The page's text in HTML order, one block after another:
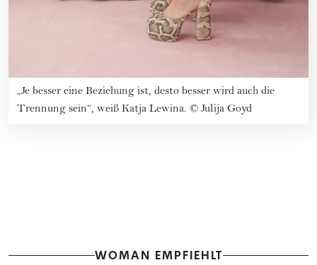
„Je besser eine Beziehung ist, desto besser wird auch die
Trennung sein“, weiß Katja Lewina. © Julija Goyd
WOMAN EMPFIEHLT